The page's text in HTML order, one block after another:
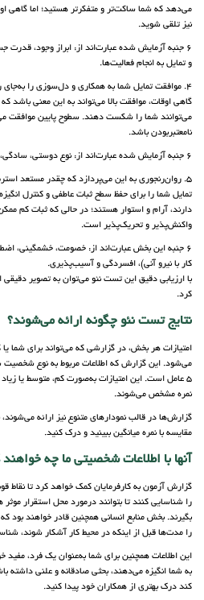
می‌دهد که شما ساکت‌تر و متفکرتر هستید؛ اما گاهی
نیز تلقی شوید.
6 جنبه آزمایش شده عبارت‌اند از: ابراز وجود،
و تمایل به انجام فعالیت‌ها.
4. موافقت تمایل شما به همکاری و دل‌سوزی را
گاهی اوقات، موافقت بالا می‌تواند به این معنی باشد
می‌توانند شما را شکست دهند. سطوح پایین موافقت
نامعتبربودن باشد.
6 جنبه آزمایش شده عبارت‌اند از: نوع دوستی، سادگی، اعتماد، انطباق، فروتنی و ذهنیت لطیف.
5. روان‌رنجوری به این می‌پردازد که چقدر مستعد
تمایل شما را برای حفظ سطح ثبات عاطفی و کنترل
دارند، آرام و استوار هستند؛ در حالی که ثبات کم
واکنش‌پذیر و تحریک‌پذیر است.
6 جنبه این بخش عبارت‌اند از: خصومت، خشمگینی،
کار با نیرو آنی)، افسردگی و آسیب‌پذیری.
با ارزیابی دقیق این تست نئو می‌توان به تصویر دقیقی
کرد.
نتایج تست نئو چگونه ارائه می‌شوند؟
امتیازات هر بخش، در گزارشی که می‌تواند برای شما
می‌شود. این گزارش که اطلاعات مربوط به نوع شخصیت
5 عامل است. این امتیازات به‌صورت کم، متوسط ​​یا
نمره مشخص می‌شوند.
گزارش‌ها در قالب نمودارهای متنوع نیز ارائه می‌شوند،
مقایسه با نمره میانگین ببینید و درک کنید.
آنها با اطلاعات شخصیتی ما چه
گزارش آزمون به کارفرمایان کمک خواهد کرد تا نقاط
را شناسایی کنند تا بتوانند درمورد محل استقرار
بگیرند. بخش‌ منابع انسانی همچنین قادر خواهند بود
را مدت‌ها قبل از اینکه در محیط کار آشکار شوند،
این اطلاعات همچنین برای شما به‌عنوان یک فرد، مفید
به شما انگیزه می‌دهند، بحثی صادقانه و علنی داشته
کند درک بهتری از همکاران خود پیدا کنید.